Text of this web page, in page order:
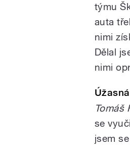
týmu
auta
nimi
Dělal
nimi
Tomáš
se
jsem